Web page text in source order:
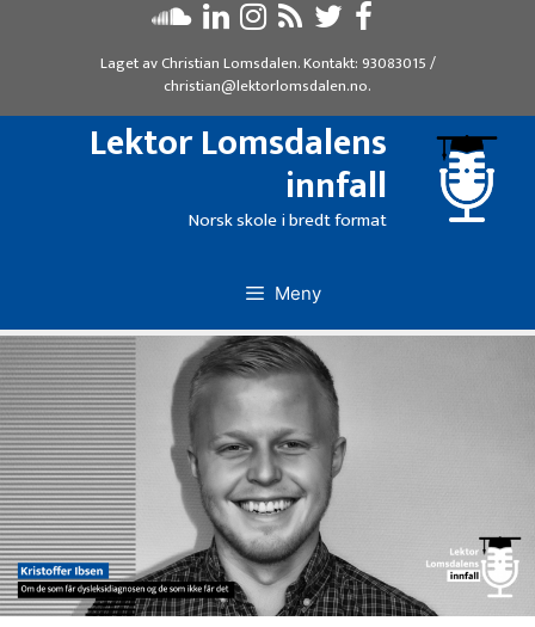
Laget avChristian Lomsdalen. Kontakt: 93083015/
christian@lektorlomsdalen.no.
Lektor Lomsdalens
innfall
Norsk skole i bredt format
Meny